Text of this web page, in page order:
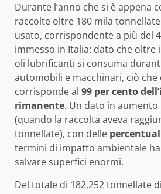
Durante l’anno che si è appena
raccolte oltre 180 mila
usato, corrispondente a più del
immesso in Italia: dato che oltre
oli lubrificanti si consuma
automobili e macchinari, ciò
corrisponde al 99 per cento
rimanente. Un dato in
(quando la raccolta aveva
tonnellate), con delle
termini di impatto ambientale
salvare superfici enormi.
Del totale di 182.252 tonnellate